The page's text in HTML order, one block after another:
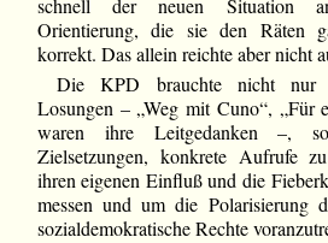
schnell der neuen Situation
Orientierung, die sie den Räten
korrekt. Das allein reichte aber nicht
Die KPD brauchte nicht nur
Losungen – „Weg mit Cuno“, „Für
waren ihre Leitgedanken –,
Zielsetzungen, konkrete Aufrufe
ihren eigenen Einfluß und die
messen und um die Polarisierung
sozialdemokratische Rechte